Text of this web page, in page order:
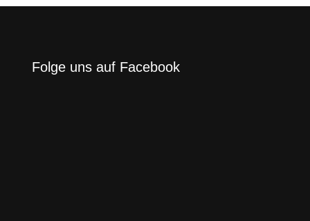
Folge uns auf Facebook